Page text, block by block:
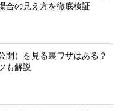
合の見え方を徹底検証
開）を見る裏ワザはある？
も解説